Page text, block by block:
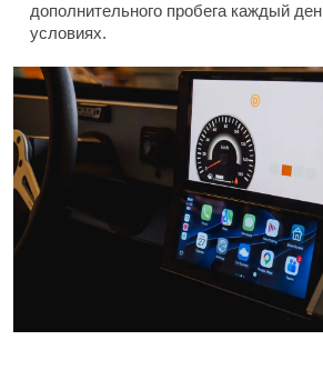
дополнительного пробега каждый
условиях.